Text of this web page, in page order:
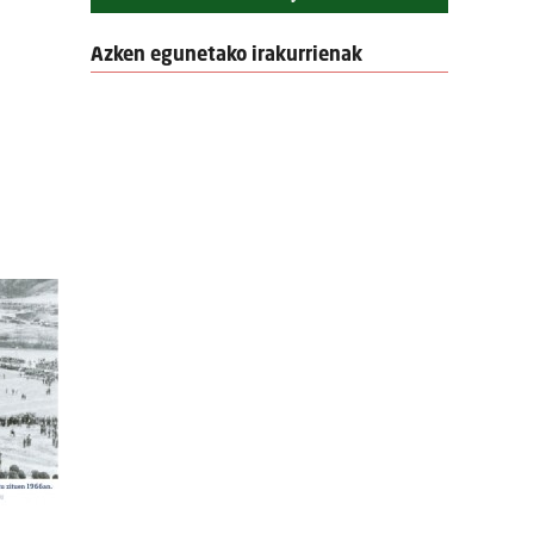
Azken egunetako irakurrienak